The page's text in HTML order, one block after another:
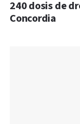
240 dosis de
Concordia